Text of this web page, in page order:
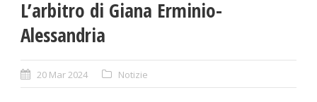
L’arbitro di Giana Erminio-
Alessandria
20 Mar 2024 Notizie